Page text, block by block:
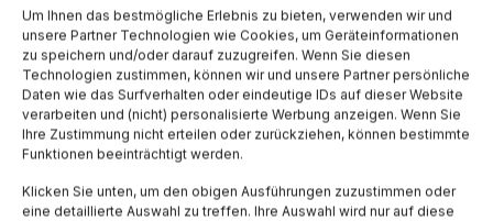
Um Ihnen das bestmögliche Erlebnis zu bieten, verwenden wir und
unsere Partner Technologien wie Cookies, um Geräteinformationen
zu speichern und/oder darauf zuzugreifen. Wenn Sie diesen
Technologien zustimmen, können wir und unsere Partner persönliche
Daten wie das Surfverhalten oder eindeutige IDs auf dieser Website
verarbeiten und (nicht) personalisierte Werbung anzeigen. Wenn Sie
Ihre Zustimmung nicht erteilen oder zurückziehen, können bestimmte
Funktionen beeinträchtigt werden.
Klicken Sie unten, um den obigen Ausführungen zuzustimmen oder
eine detaillierte Auswahl zu treffen. Ihre Auswahl wird nur auf diese
Blog
Promo
Hotel per Regione
Veneto